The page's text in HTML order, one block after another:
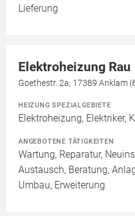
Lieferung
Elektroheizung Rau
Goethestr. 2a, 17389 Anklam
HEIZUNG SPEZIALGEBIETE
Elektroheizung, Elektriker,
ANGEBOTENE TÄTIGKEITEN
Wartung, Reparatur,
Austausch, Beratung,
Umbau, Erweiterung